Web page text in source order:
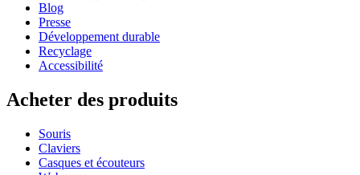
Blog
Presse
Développement durable
Recyclage
Accessibilité
Acheter des produits
Souris
Claviers
Casques et écouteurs